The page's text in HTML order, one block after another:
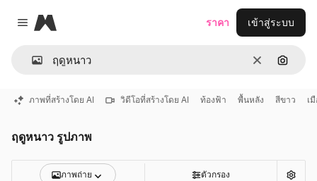
Close menu
Magnific
ชัดเจนค้นหา
ราคา เข้าสู่ระบบ
ภาพที่สร้างโดย AI วิดีโอที่สร้างโดย AI ท้องฟ้า พื้นหลัง สีขาว เ
ฤดูหนาว รูปภาพ
ภาพถ่าย ตัวกรอง